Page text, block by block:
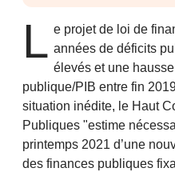
L e projet de loi de
années de déficits
élevés et une
publique/PIB entre fin
situation inédite, le Haut
Publiques "estime
printemps 2021 d’une
des finances publiques